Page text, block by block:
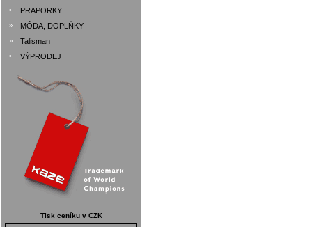
• PRAPORKY
» MÓDA, DOPLŇKY
» Talisman
• VÝPRODEJ
Tisk ceníku v CZK